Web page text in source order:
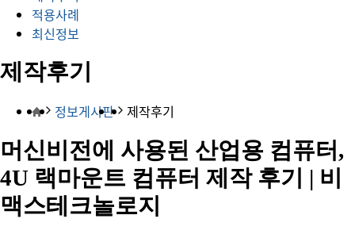
적용사례
최신정보
제작후기
정보게시판 제작후기
머신비전에 사용된 산업용 컴퓨터,
4U 랙마운트 컴퓨터 제작 후기 | 비
맥스테크놀로지